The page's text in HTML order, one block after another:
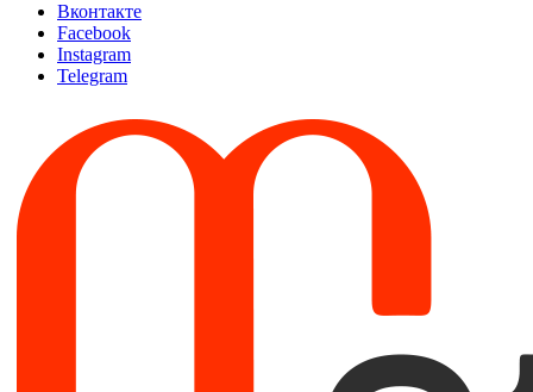
Вконтакте
Facebook
Instagram
Telegram